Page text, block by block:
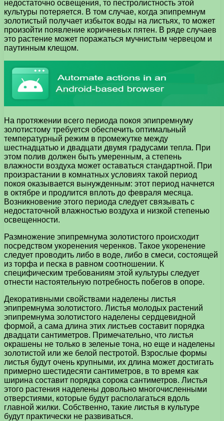
недостаточно освещения, то пестролистность этой
культуры потеряется. В том случае, когда эпипремнум
золотистый получает избыток воды на листьях, то может
произойти появление коричневых пятен. В ряде случаев
это растение может поражаться мучнистым червецом и
паутинным клещом.
На протяжении всего периода покоя эпипремнуму
золотистому требуется обеспечить оптимальный
температурный режим в промежутке между
шестнадцатью и двадцати двумя градусами тепла. При
этом полив должен быть умеренным, а степень
влажности воздуха может оставаться стандартной. При
произрастании в комнатных условиях такой период
покоя оказывается вынужденным: этот период начнется
в октябре и продлится вплоть до февраля месяца.
Возникновение этого периода следует связывать с
недостаточной влажностью воздуха и низкой степенью
освещенности.
Размножение эпипремнума золотистого происходит
посредством укоренения черенков. Такое укоренение
следует проводить либо в воде, либо в смеси, состоящей
из торфа и песка в равном соотношении. К
специфическим требованиям этой культуры следует
отнести настоятельную потребность побегов в опоре.
Декоративными свойствами наделены листья
эпипремнума золотистого. Листья молодых растений
эпипремнума золотистого наделены сердцевидной
формой, а сама длина этих листьев составит порядка
двадцати сантиметров. Примечательно, что листья
окрашены не только в зеленые тона, но еще и наделены
золотистой или же белой пестротой. Взрослые формы
листья будут очень крупными, их длина может достигать
примерно шестидесяти сантиметров, в то время как
ширина составит порядка сорока сантиметров. Листья
этого растения наделены довольно многочисленными
отверстиями, которые будут располагаться вдоль
главной жилки. Собственно, такие листья в культуре
будут практически не развиваться.